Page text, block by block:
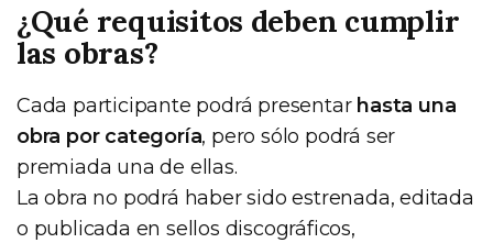
¿Qué requisitos deben cumplir
las obras?
Cada participante podrá presentar hasta una
obra por categoría, pero sólo podrá ser
premiada una de ellas.
La obra no podrá haber sido estrenada, editada
o publicada en sellos discográficos,